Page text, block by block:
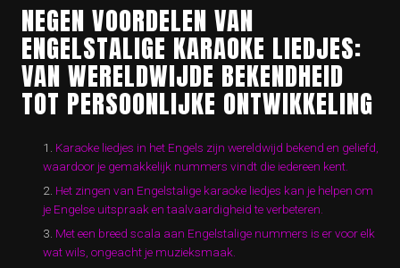
NEGEN VOORDELEN VAN
ENGELSTALIGE KARAOKE LIEDJES:
VAN WERELDWIJDE BEKENDHEID
TOT PERSOONLIJKE ONTWIKKELING
Karaoke liedjes in het Engels zijn wereldwijd bekend en geliefd,
waardoor je gemakkelijk nummers vindt die iedereen kent.
Het zingen van Engelstalige karaoke liedjes kan je helpen om
je Engelse uitspraak en taalvaardigheid te verbeteren.
Met een breed scala aan Engelstalige nummers is er voor elk
wat wils, ongeacht je muzieksmaak.